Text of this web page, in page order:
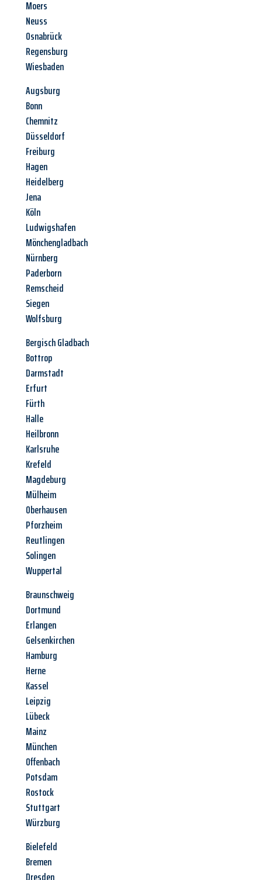
Moers
Neuss
Osnabrück
Regensburg
Wiesbaden
Augsburg
Bonn
Chemnitz
Düsseldorf
Freiburg
Hagen
Heidelberg
Jena
Köln
Ludwigshafen
Mönchengladbach
Nürnberg
Paderborn
Remscheid
Siegen
Wolfsburg
Bergisch Gladbach
Bottrop
Darmstadt
Erfurt
Fürth
Halle
Heilbronn
Karlsruhe
Krefeld
Magdeburg
Mülheim
Oberhausen
Pforzheim
Reutlingen
Solingen
Wuppertal
Braunschweig
Dortmund
Erlangen
Gelsenkirchen
Hamburg
Herne
Kassel
Leipzig
Lübeck
Mainz
München
Offenbach
Potsdam
Rostock
Stuttgart
Würzburg
Bielefeld
Bremen